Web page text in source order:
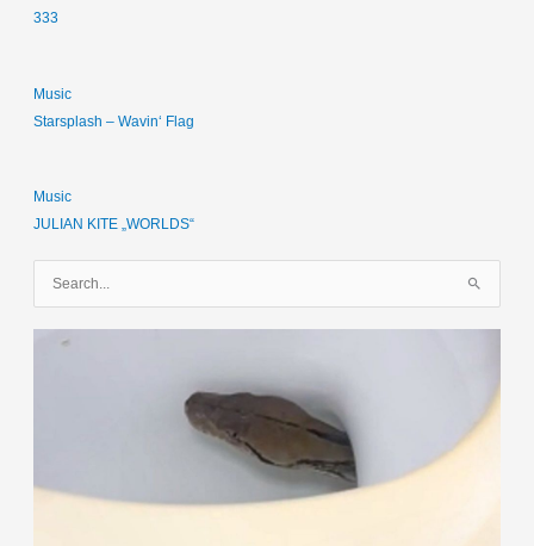
333
Music
Starsplash – Wavin‘ Flag
Music
JULIAN KITE „WORLDS“
c
c